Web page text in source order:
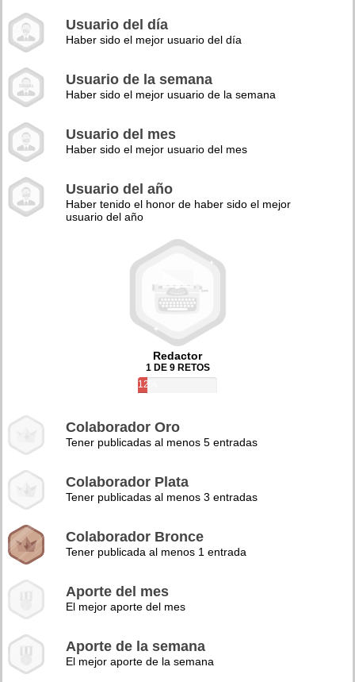
Usuario del día
Haber sido el mejor usuario del día
Usuario de la semana
Haber sido el mejor usuario de la semana
Usuario del mes
Haber sido el mejor usuario del mes
Usuario del año
Haber tenido el honor de haber sido el mejor
usuario del año
Redactor
1 DE 9 RETOS
12%
Colaborador Oro
Tener publicadas al menos 5 entradas
Colaborador Plata
Tener publicadas al menos 3 entradas
Colaborador Bronce
Tener publicada al menos 1 entrada
Aporte del mes
El mejor aporte del mes
Aporte de la semana
El mejor aporte de la semana